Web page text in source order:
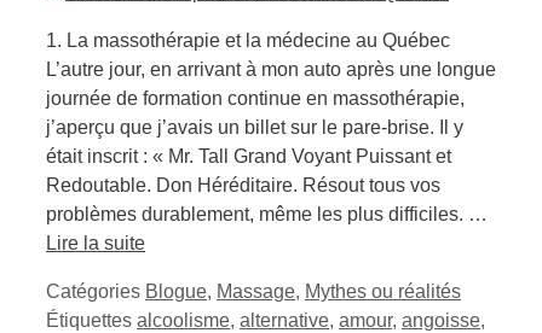
1. La massothérapie et la médecine au Québec
L’autre jour, en arrivant à mon auto après une longue
journée de formation continue en massothérapie,
j’aperçu que j’avais un billet sur le pare-brise. Il y
était inscrit : « Mr. Tall Grand Voyant Puissant et
Redoutable. Don Héréditaire. Résout tous vos
problèmes durablement, même les plus difficiles. …
Lire la suite
Catégories Blogue, Massage, Mythes ou réalités
Étiquettes alcoolisme, alternative, amour, angoisse,